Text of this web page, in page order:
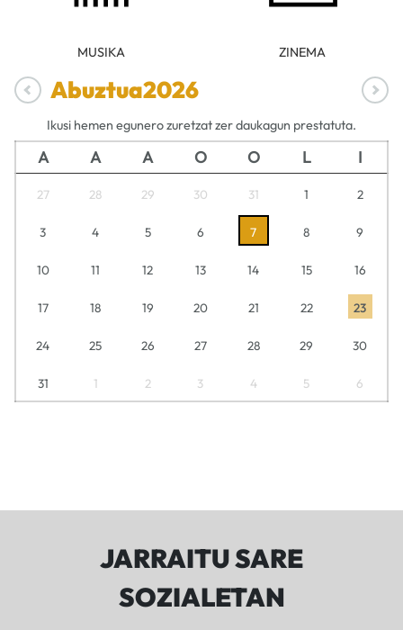
MUSIKA ZINEMA
Abuztua2026
Ikusi hemen egunero zuretzat zer daukagun prestatuta.
A A A O O L I
27 28 29 30 31 1 2
3 4 5 6 7 8 9
10 11 12 13 14 15 16
17 18 19 20 21 22 23
24 25 26 27 28 29 30
31 1 2 3 4 5 6
JARRAITU SARE
SOZIALETAN